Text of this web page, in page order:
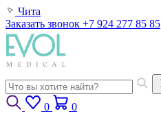
Чита
Заказать звонок +7 924 277 85 85
0 0